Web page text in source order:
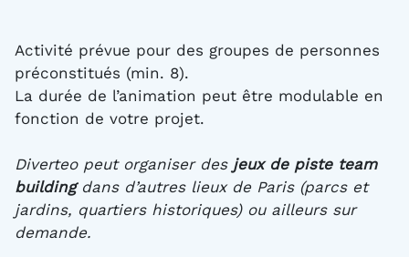
Activité prévue pour des groupes de personnes
préconstitués (min. 8).
La durée de l’animation peut être modulable en
fonction de votre projet.
Diverteo peut organiser des jeux de piste team
buildingdans d’autres lieux de Paris (parcs et
jardins, quartiers historiques) ou ailleurs sur
demande.